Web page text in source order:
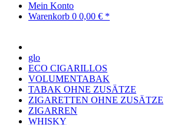
Mein Konto
Warenkorb 0 0,00 € *
glo
ECO CIGARILLOS
VOLUMENTABAK
TABAK OHNE ZUSÄTZE
ZIGARETTEN OHNE ZUSÄTZE
ZIGARREN
WHISKY